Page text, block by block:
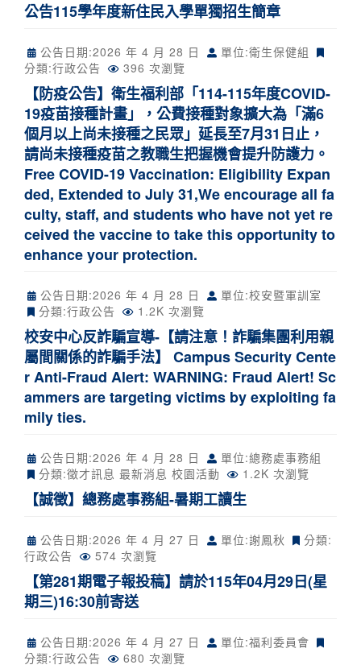
公告115學年度新住民入學單獨招生簡章
公告日期:2026 年 4 月 28 日
單位:衛生保健組
分類:行政公告 396 次瀏覽
【防疫公告】衛生福利部「114-115年度COVID-
19疫苗接種計畫」，公費接種對象擴大為「滿6
個月以上尚未接種之民眾」延長至7月31日止，
請尚未接種疫苗之教職生把握機會提升防護力。
Free COVID-19 Vaccination: Eligibility Expan
ded, Extended to July 31,We encourage all fa
culty, staff, and students who have not yet re
ceived the vaccine to take this opportunity to
enhance your protection.
公告日期:2026 年 4 月 28 日
單位:校安暨軍訓室
分類:行政公告 1.2K 次瀏覽
校安中心反詐騙宣導-【請注意！詐騙集團利用親
屬間關係的詐騙手法】 Campus Security Cente
r Anti-Fraud Alert: WARNING: Fraud Alert! Sc
ammers are targeting victims by exploiting fa
mily ties.
公告日期:2026 年 4 月 28 日
單位:總務處事務組
分類:徵才訊息 最新消息 校園活動 1.2K 次瀏覽
【誠徵】總務處事務組-暑期工讀生
公告日期:2026 年 4 月 27 日 單位:謝鳳秋
分類:
行政公告
574 次瀏覽
【第281期電子報投稿】請於115年04月29日(星
期三)16:30前寄送
公告日期:2026 年 4 月 27 日
單位:福利委員會
分類:行政公告 680 次瀏覽